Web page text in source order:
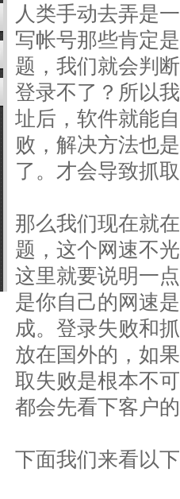
人类手动去弄是
写帐号那些肯定
题，我们就会判
登录不了？所以
址后，软件就能
败，解决方法也
了。才会导致抓
那么我们现在就
题，这个网速不
这里就要说明一
是你自己的网速
成。登录失败和
放在国外的，如
取失败是根本不
都会先看下客户
下面我们来看以